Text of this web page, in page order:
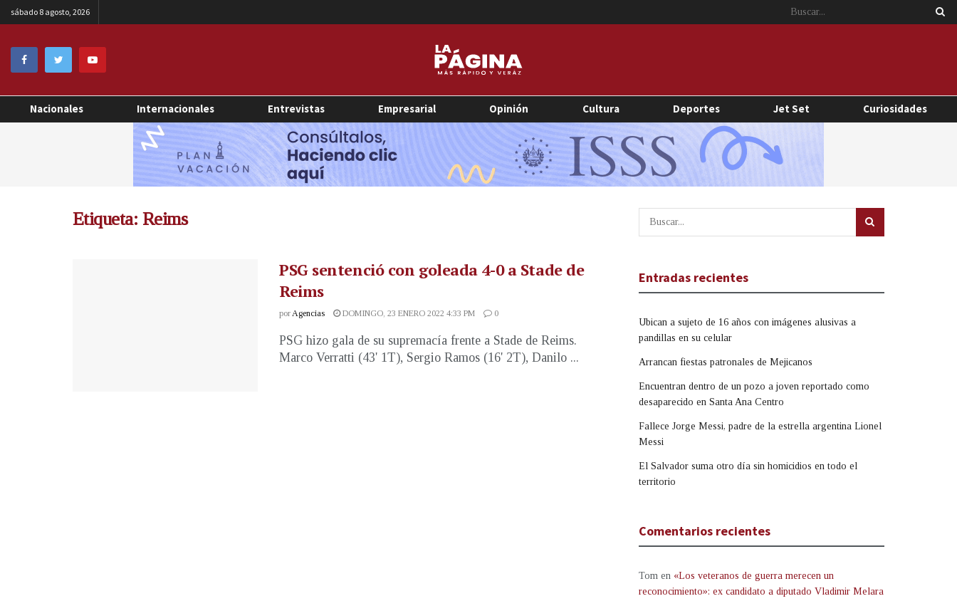
sábado 8 agosto, 2026
Nacionales Internacionales Entrevistas Empresarial Opinión Cultura Deportes Jet Set Curiosidades
Etiqueta: Reims
PSG sentenció con goleada 4-0 a Stade de
Reims
porAgencias DOMINGO, 23 ENERO 2022 4:33 PM 0
PSG hizo gala de su supremacía frente a Stade de Reims.
Marco Verratti (43' 1T), Sergio Ramos (16' 2T), Danilo ...
Entradas recientes
Ubican a sujeto de 16 años con imágenes alusivas a
pandillas en su celular
Arrancan fiestas patronales de Mejicanos
Encuentran dentro de un pozo a joven reportado como
desaparecido en Santa Ana Centro
Fallece Jorge Messi, padre de la estrella argentina Lionel
Messi
El Salvador suma otro día sin homicidios en todo el
territorio
Comentarios recientes
Tom en «Los veteranos de guerra merecen un
reconocimiento»: ex candidato a diputado Vladimir Melara